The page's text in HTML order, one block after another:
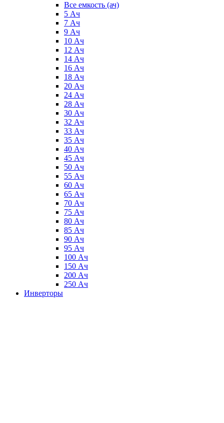
Все емкость (ач)
5 Ач
7 Ач
9 Ач
10 Ач
12 Ач
14 Ач
16 Ач
18 Ач
20 Ач
24 Ач
28 Ач
30 Ач
32 Ач
33 Ач
35 Ач
40 Ач
45 Ач
50 Ач
55 Ач
60 Ач
65 Ач
70 Ач
75 Ач
80 Ач
85 Ач
90 Ач
95 Ач
100 Ач
150 Ач
200 Ач
250 Ач
Инверторы